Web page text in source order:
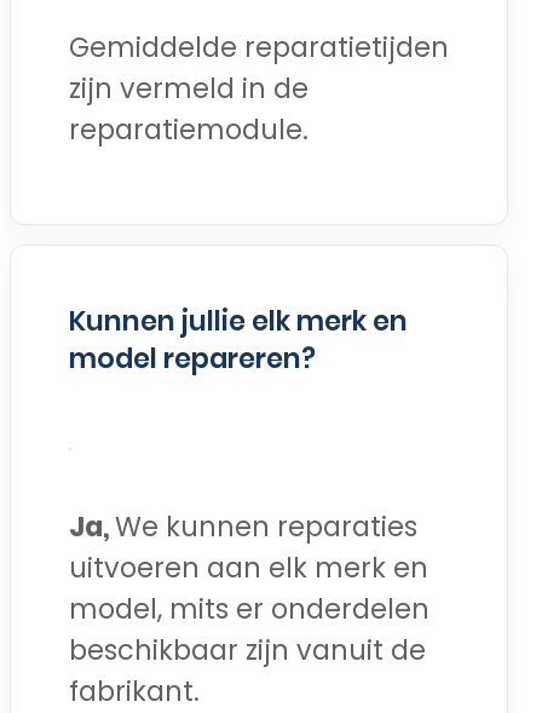
Gemiddelde reparatietijden
zijn vermeld in de
reparatiemodule.
Kunnen jullie elk merk en
model repareren?
Ja,We kunnen reparaties
uitvoeren aan elk merk en
model, mits er onderdelen
beschikbaar zijn vanuit de
fabrikant.